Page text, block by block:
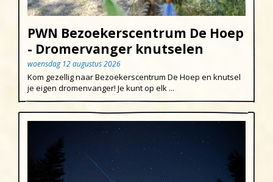
PWN Bezoekerscentrum De Hoep
- Dromervanger knutselen
woensdag 12 augustus 2026
Kom gezellig naar Bezoekerscentrum De Hoep en knutsel
je eigen dromenvanger! Je kunt op elk ...